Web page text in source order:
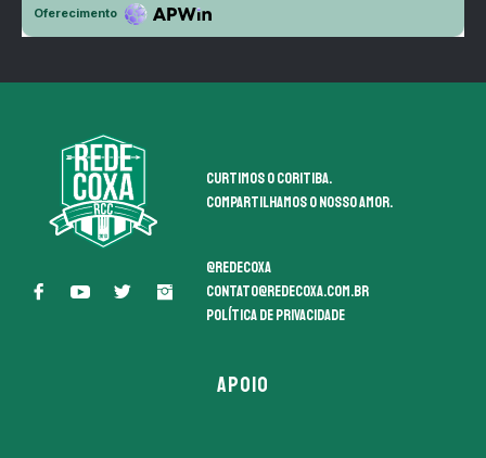
Curtimos o coritiba.
Compartilhamos o nosso amor.
@redecoxa
contato@redecoxa.com.br
Política de Privacidade
APOIO